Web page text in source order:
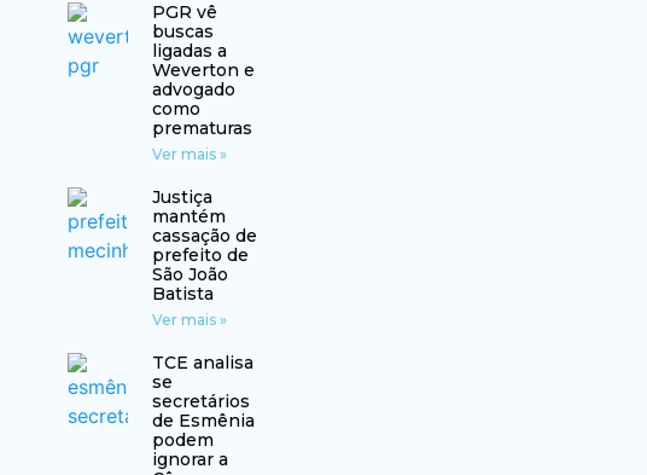
PGR vê
buscas
ligadas a
Weverton e
advogado
como
prematuras
Ver mais »
Justiça
mantém
cassação de
prefeito de
São João
Batista
Ver mais »
TCE analisa
se
secretários
de Esmênia
podem
ignorar a